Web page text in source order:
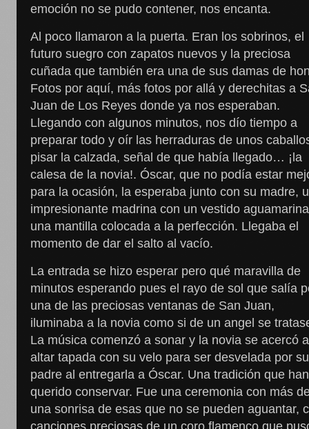
emoción no se pudo contener, nos encanta.
Al poco llamaron a la puerta. Eran los sobrinos, el
futuro suegro con zapatos nuevos y la preciosa
cuñada que también era una de sus damas de
Fotos por aquí, más fotos por allá y derechitas a
Juan de Los Reyes donde ya nos esperaban.
Llegando con algunos minutos, nos dío tiempo a
preparar todo y oír las herraduras de unos
pisar la calzada, señal de que había llegado… ¡la
calesa de la novia!. Óscar, que no podía estar
para la ocasión, la esperaba junto con su madre,
impresionante madrina con un vestido
una mantilla colocada a la perfección. Llegaba el
momento de dar el salto al vacío.
La entrada se hizo esperar pero qué maravilla de
minutos esperando pues el rayo de sol que salía
una de las preciosas ventanas de San Juan,
iluminaba a la novia como si de un angel se
La música comenzó a sonar y la novia se acercó
altar tapada con su velo para ser desvelada por su
padre al entregarla a Óscar. Una tradición que han
querido conservar. Fue una ceremonia con más
una sonrisa de esas que no se pueden aguantar,